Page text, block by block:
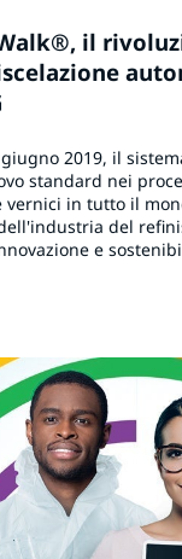
il
2019, il
standard nei
vernici in tutto il
del
e